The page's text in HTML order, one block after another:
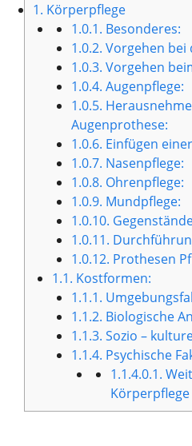
1. Körperpflege
1.0.1. Besonderes:
1.0.2. Vorgehen bei
1.0.3. Vorgehen
1.0.4. Augenpflege:
1.0.5.
Augenprothese:
1.0.6. Einfügen
1.0.7. Nasenpflege:
1.0.8. Ohrenpflege:
1.0.9. Mundpflege:
1.0.10.
1.0.11.
1.0.12. Prothesen
1.1. Kostformen:
1.1.1.
1.1.2. Biologische
1.1.3. Sozio –
1.1.4. Psychische
1.1.4.0.1.
Körperpflege